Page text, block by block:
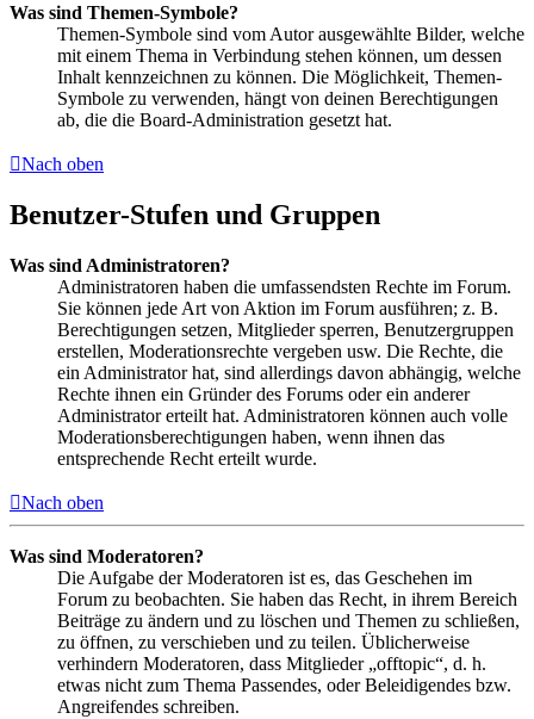
Was sind Themen-Symbole?
Themen-Symbole sind vom Autor ausgewählte Bilder, welche
mit einem Thema in Verbindung stehen können, um dessen
Inhalt kennzeichnen zu können. Die Möglichkeit, Themen-
Symbole zu verwenden, hängt von deinen Berechtigungen
ab, die die Board-Administration gesetzt hat.
Nach oben
Benutzer-Stufen und Gruppen
Was sind Administratoren?
Administratoren haben die umfassendsten Rechte im Forum.
Sie können jede Art von Aktion im Forum ausführen; z. B.
Berechtigungen setzen, Mitglieder sperren, Benutzergruppen
erstellen, Moderationsrechte vergeben usw. Die Rechte, die
ein Administrator hat, sind allerdings davon abhängig, welche
Rechte ihnen ein Gründer des Forums oder ein anderer
Administrator erteilt hat. Administratoren können auch volle
Moderationsberechtigungen haben, wenn ihnen das
entsprechende Recht erteilt wurde.
Nach oben
Was sind Moderatoren?
Die Aufgabe der Moderatoren ist es, das Geschehen im
Forum zu beobachten. Sie haben das Recht, in ihrem Bereich
Beiträge zu ändern und zu löschen und Themen zu schließen,
zu öffnen, zu verschieben und zu teilen. Üblicherweise
verhindern Moderatoren, dass Mitglieder „offtopic“, d. h.
etwas nicht zum Thema Passendes, oder Beleidigendes bzw.
Angreifendes schreiben.